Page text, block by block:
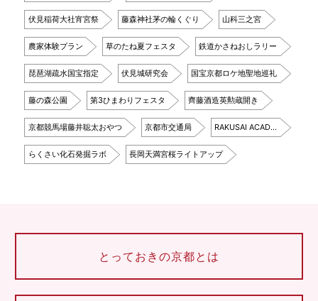
伏見稲荷大社宵宮祭 藤森神社茅の輪くぐり 山科三之宮
農家体験プラン 草のたね夏フェスタ 鉄道かさねおしラリー
琵琶湖疏水国宝指定 伏見城研究会 国宝京都ロケ地聖地巡礼
藤の森公園 第3ひまわりフェスタ 齊藤酒造英勲蔵開き
京都競馬場藤井聡太おやつ 京都市交通局 RAKUSAI ACAD…
らくさい化石発掘ラボ 長岡天満宮桜ライトアップ
とっておきの京都とは